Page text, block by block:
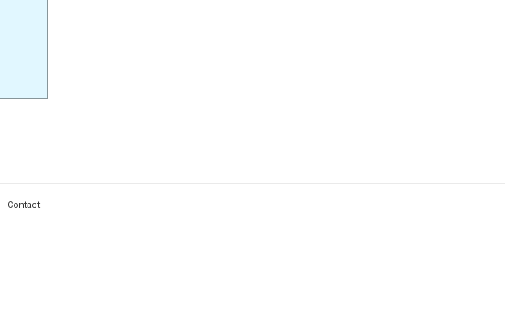
· Contact